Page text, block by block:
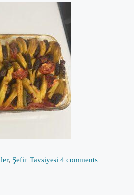
, Şefin Tavsiyesi 4 comments